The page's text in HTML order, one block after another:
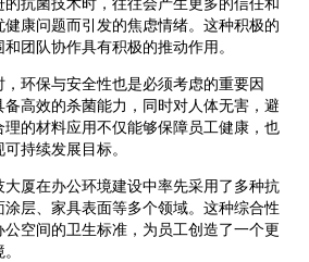
康问题而引发的焦虑情绪。这种积极的
团队协作具有积极的推动作用。
环保与安全性也是必须考虑的重要因
高效的杀菌能力，同时对人体无害，避
的材料应用不仅能够保障员工健康，也
持续发展目标。
厦在办公环境建设中率先采用了多种抗
层、家具表面等多个领域。这种综合性
空间的卫生标准，为员工创造了一个更